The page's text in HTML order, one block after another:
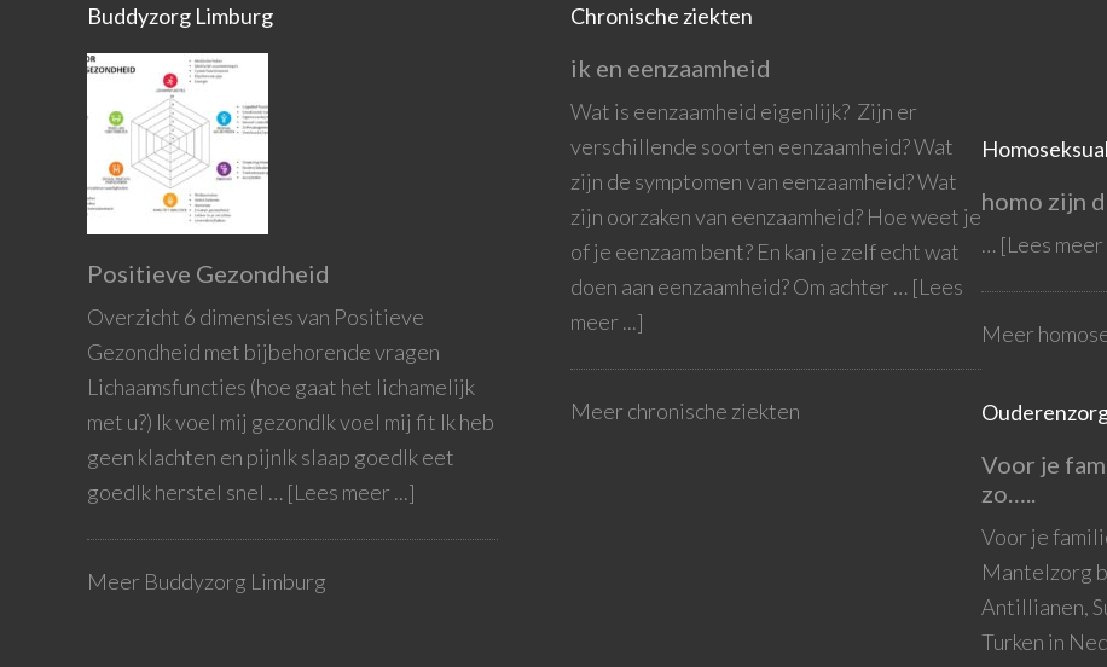
Buddyzorg Limburg
Positieve Gezondheid
Overzicht 6 dimensies van Positieve
Gezondheid met bijbehorende vragen
Lichaamsfuncties (hoe gaat het lichamelijk
met u?) Ik voel mij gezondIk voel mij fit Ik heb
geen klachten en pijnIk slaap goedIk eet
goedIk herstel snel … [Lees meer ...]
Meer Buddyzorg Limburg
Chronische ziekten
ik en eenzaamheid
Wat is eenzaamheid eigenlijk? Zijn er
verschillende soorten eenzaamheid? Wat
zijn de symptomen van eenzaamheid? Wat
zijn oorzaken van eenzaamheid? Hoe weet je
of je eenzaam bent? En kan je zelf echt wat
doen aan eenzaamheid? Om achter … [Lees
meer ...]
Meer chronische ziekten
homo zijn
… [Lees meer
Meer
Voor je
zo…..
Voor je
Mantelzorg
Antillianen,
Turken in